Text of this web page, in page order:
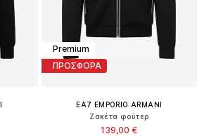
Premium
ΠΡΟΣΦΟΡΑ
EA7 EMPORIO ARMANI
Ζακέτα φούτερ
139,00 €